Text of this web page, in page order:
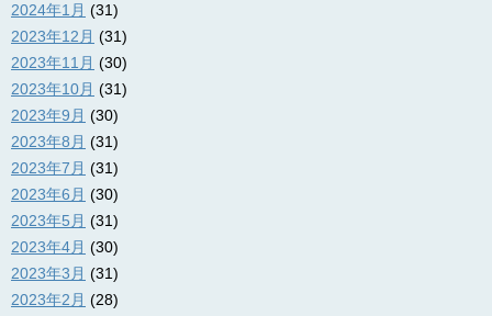
2024年1月 (31)
2023年12月 (31)
2023年11月 (30)
2023年10月 (31)
2023年9月 (30)
2023年8月 (31)
2023年7月 (31)
2023年6月 (30)
2023年5月 (31)
2023年4月 (30)
2023年3月 (31)
2023年2月 (28)